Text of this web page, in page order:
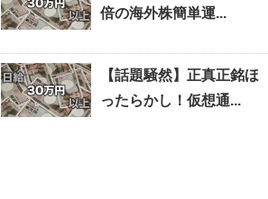
倍の海外株簡単運...
【話題騒然】正真正銘ほ
ったらかし！仮想通...